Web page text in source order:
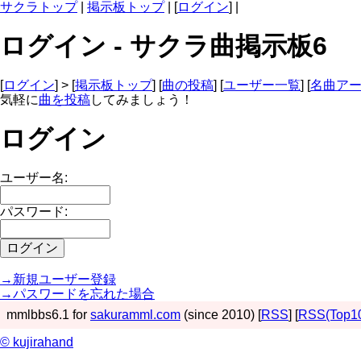
サクラトップ| 掲示板トップ| [ログイン] |
ログイン - サクラ曲掲示板6
[ログイン] > [掲示板トップ] [曲の投稿] [ユーザー一覧] [名曲ア
気軽に曲を投稿してみましょう！
ログイン
ユーザー名:
パスワード:
→新規ユーザー登録
→パスワードを忘れた場合
mmlbbs6.1 for sakuramml.com (since 2010) [RSS] [
© kujirahand